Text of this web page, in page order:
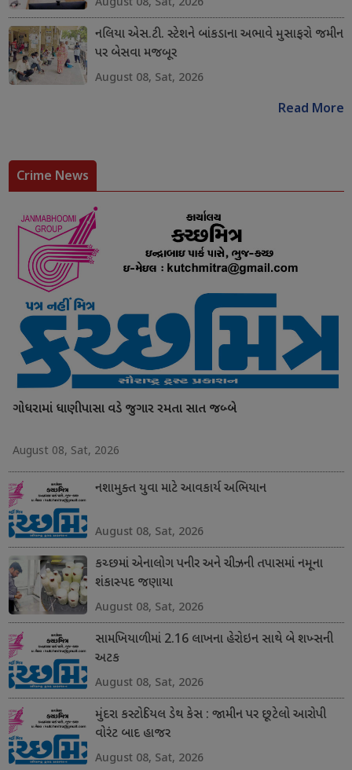
નલિયા એસ.ટી. સ્ટેશને બાંકડાના અભાવે મુસાફરો જમીન
પર બેસવા મજબૂર
August 08, Sat, 2026
Read More
Crime News
ગોધરામાં ધાણીપાસા વડે જુગાર રમતા સાત જબ્બે
August 08, Sat, 2026
નશામુક્ત યુવા માટે આવકાર્ય અભિયાન
August 08, Sat, 2026
કચ્છમાં એનાલોગ પનીર અને ચીઝની તપાસમાં નમૂના
શંકાસ્પદ જણાયા
August 08, Sat, 2026
સામખિયાળીમાં 2.16 લાખના હેરોઇન સાથે બે શખ્સની
અટક
August 08, Sat, 2026
મુંદરા કસ્ટોડિયલ ડેથ કેસ : જામીન પર છૂટેલો આરોપી
વોરંટ બાદ હાજર
August 08, Sat, 2026